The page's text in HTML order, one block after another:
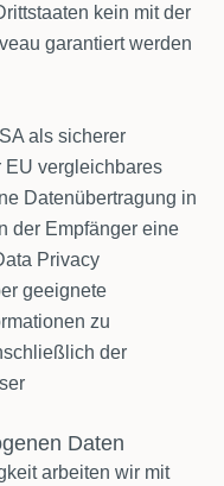
kein mit der
garantiert werden
als sicherer
EU vergleichbares
Datenübertragung in
der Empfänger eine
Privacy
geeignete
zu
der
Daten
arbeiten wir mit